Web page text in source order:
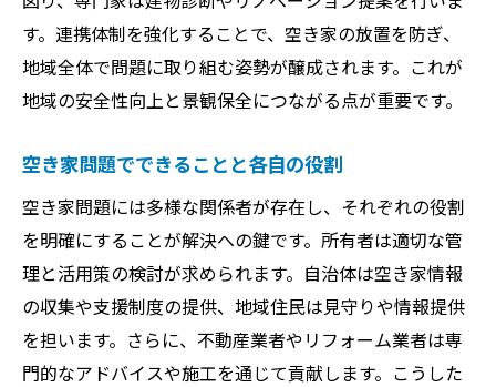
す。連携体制を強化することで、空き家の放置を防ぎ、
地域全体で問題に取り組む姿勢が醸成されます。これが
地域の安全性向上と景観保全につながる点が重要です。
空き家問題でできることと各自の役割
空き家問題には多様な関係者が存在し、それぞれの役割
を明確にすることが解決への鍵です。所有者は適切な管
理と活用策の検討が求められます。自治体は空き家情報
の収集や支援制度の提供、地域住民は見守りや情報提供
を担います。さらに、不動産業者やリフォーム業者は専
門的なアドバイスや施工を通じて貢献します。こうした